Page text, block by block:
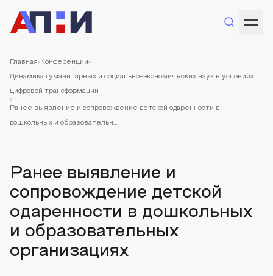
Главная Конференции
Динамика гуманитарных и социально-экономических наук в условиях
цифровой трансформации
Ранее выявление и сопровождение детской одаренности в
дошкольных и образовательн...
Ранее выявление и
сопровождение детской
одаренности в дошкольных
и образовательных
организациях